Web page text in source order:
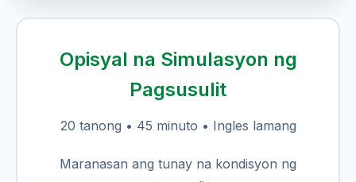
Opisyal na Simulasyon ng
Pagsusulit
20 tanong • 45 minuto • Ingles lamang
Maranasan ang tunay na kondisyon ng